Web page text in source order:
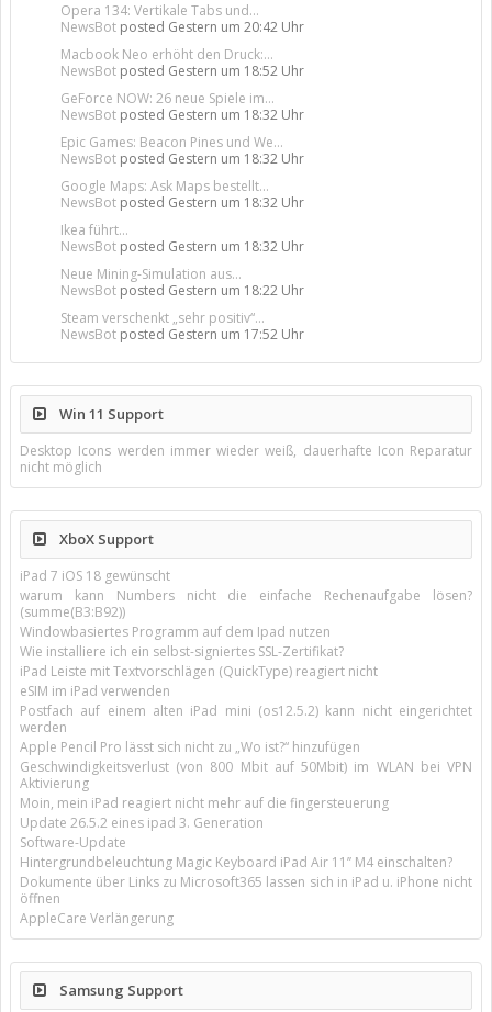
Opera 134: Vertikale Tabs und...
NewsBot posted Gestern um 20:42 Uhr
Macbook Neo erhöht den Druck:...
NewsBot posted Gestern um 18:52 Uhr
GeForce NOW: 26 neue Spiele im...
NewsBot posted Gestern um 18:32 Uhr
Epic Games: Beacon Pines und We...
NewsBot posted Gestern um 18:32 Uhr
Google Maps: Ask Maps bestellt...
NewsBot posted Gestern um 18:32 Uhr
Ikea führt...
NewsBot posted Gestern um 18:32 Uhr
Neue Mining-Simulation aus...
NewsBot posted Gestern um 18:22 Uhr
Steam verschenkt „sehr positiv“...
NewsBot posted Gestern um 17:52 Uhr
Win 11 Support
Desktop Icons werden immer wieder weiß, dauerhafte Icon Reparatur
nicht möglich
XboX Support
iPad 7 iOS 18 gewünscht
warum kann Numbers nicht die einfache Rechenaufgabe lösen?
(summe(B3:B92))
Windowbasiertes Programm auf dem Ipad nutzen
Wie installiere ich ein selbst-signiertes SSL-Zertifikat?
iPad Leiste mit Textvorschlägen (QuickType) reagiert nicht
eSIM im iPad verwenden
Postfach auf einem alten iPad mini (os12.5.2) kann nicht eingerichtet
werden
Apple Pencil Pro lässt sich nicht zu „Wo ist?“ hinzufügen
Geschwindigkeitsverlust (von 800 Mbit auf 50Mbit) im WLAN bei VPN
Aktivierung
Moin, mein iPad reagiert nicht mehr auf die fingersteuerung
Update 26.5.2 eines ipad 3. Generation
Software-Update
Hintergrundbeleuchtung Magic Keyboard iPad Air 11’’ M4 einschalten?
Dokumente über Links zu Microsoft365 lassen sich in iPad u. iPhone nicht
öffnen
AppleCare Verlängerung
Samsung Support